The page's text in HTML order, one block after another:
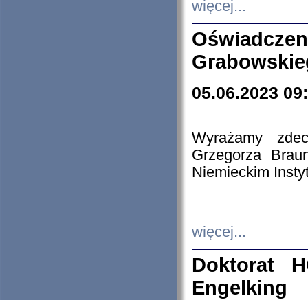
więcej...
05.06.2023
Wyrażamy
Grzegorza
Niemieckim
więcej...
Doktorat
Engelking